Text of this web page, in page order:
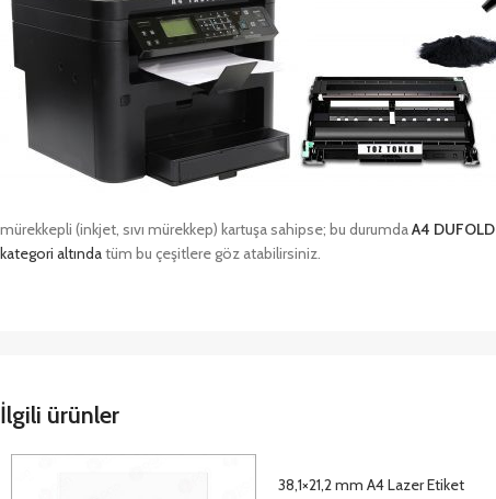
mürekkepli (inkjet, sıvı mürekkep) kartuşa sahipse; bu durumdaA4 DUFOLD
kategori altındatüm bu çeşitlere göz atabilirsiniz.
İlgili ürünler
38,1×21,2 mm A4 Lazer Etiket